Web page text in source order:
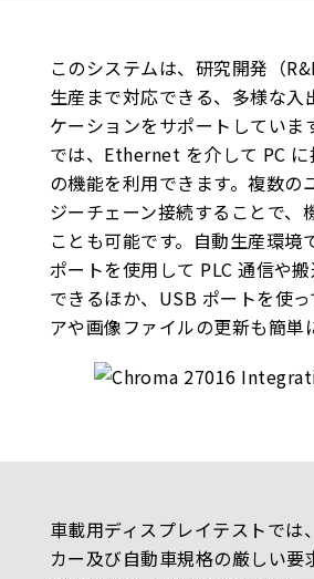
このシステムは、研究開発（
生産まで対応できる、多様な入
ケーションをサポートしていま
では、Ethernet を介して PC に
の機能を利用できます。複数の
ジーチェーン接続することで、
ことも可能です。自動生産環
ポートを使用して PLC 通信や
できるほか、USB ポートを使
アや画像ファイルの更新も簡単
車載用ディスプレイテストでは
カー及び自動車規格の厳しい要